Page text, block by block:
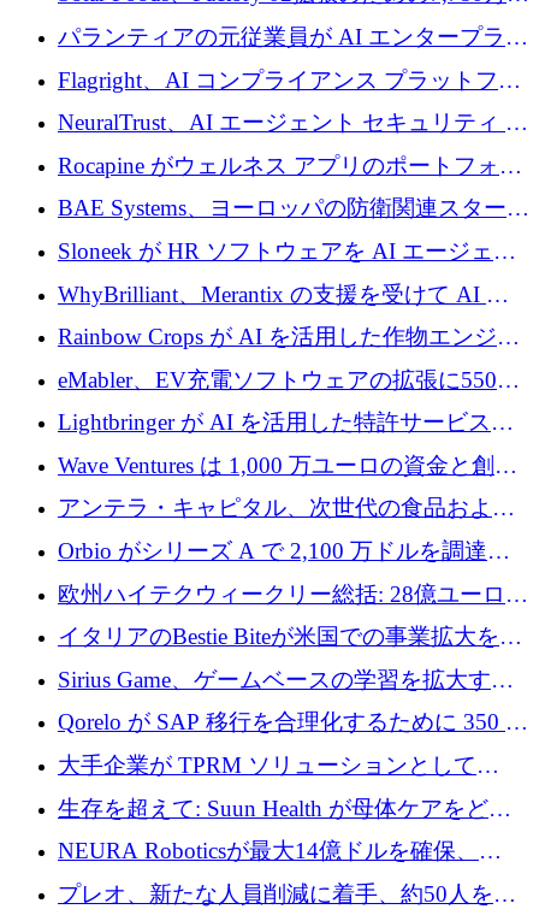
ーロの資金調達パッケージを獲得
パランティアの元従業員が AI エンタープライ
ズ スタートアップの Conduct に 6,000 万ドル
を調達
Flagright、AI コンプライアンス プラットフォ
ームを拡張するためにシリーズ A で 1,250 万
ドルを確保
NeuralTrust、AI エージェント セキュリティ プ
ラットフォームの拡張に 2,000 万ドルを調達
Rocapine がウェルネス アプリのポートフォリ
オを拡大するためにシリーズ A で 1,300 万ド
ルを調達
BAE Systems、ヨーロッパの防衛関連スタート
アップの規模拡大を支援するために 5,000 万
ユーロの支援を開始
Sloneek が HR ソフトウェアを AI エージェン
トに変えるために 600 万ドルを調達
WhyBrilliant、Merantix の支援を受けて AI 求
人マッチングを拡大するために 100 万ユーロ
Rainbow Crops が AI を活用した作物エンジニ
アリングを拡張するために 970 万ユーロを調
eMabler、EV充電ソフトウェアの拡張に550万
ユーロを確保
Lightbringer が AI を活用した特許サービスを
拡大するために 1,000 万ドルを調達
Wave Ventures は 1,000 万ユーロの資金と創設
者補助金で 10 周年を迎える
アンテラ・キャピタル、次世代の食品および
アグリテクノロジーのイノベーションを支援
するファンド III の初回クローズ額が 1 億ドル
に到達
Orbio がシリーズ A で 2,100 万ドルを調達、
AI 労働力管理を世界の最前線の労働者に提供
欧州ハイテクウィークリー総括: 28億ユーロの
取引と5月のハイライト
イタリアのBestie Biteが米国での事業拡大を加
速するために150万ユーロを調達
Sirius Game、ゲームベースの学習を拡大する
ために 130 万ユーロの資金調達を完了
Qorelo が SAP 移行を合理化するために 350 万
ドルを調達
大手企業が TPRM ソリューションとして
Vanta を選択する理由
生存を超えて: Suun Health が母体ケアをどの
ように再考しているか
NEURA Roboticsが最大14億ドルを確保、
Bending Spoonsが米国IPOを申請、英国首相が
プレオ、新たな人員削減に着手、約50人を解